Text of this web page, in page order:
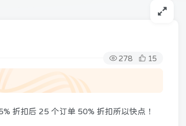
278 15
折扣后 25 个订单 50% 折扣所以快点！